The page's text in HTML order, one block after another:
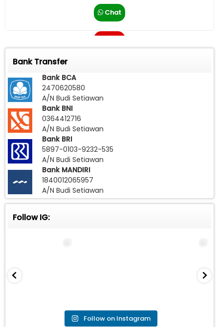
Chat
Bank Transfer
Bank BCA
2470620580
A/N Budi Setiawan
Bank BNI
0364412716
A/N Budi Setiawan
Bank BRI
5897-0103-9232-535
A/N Budi Setiawan
Bank MANDIRI
1840012065957
A/N Budi Setiawan
Follow IG:
Follow on Instagram